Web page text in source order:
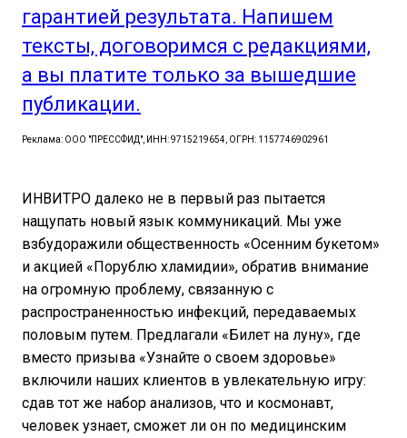
гарантией результата. Напишем
тексты, договоримся с редакциями,
а вы платите только за вышедшие
публикации.
Реклама: ООО "ПРЕССФИД", ИНН: 9715219654, ОГРН: 1157746902961
ИНВИТРО далеко не в первый раз пытается
нащупать новый язык коммуникаций. Мы уже
взбудоражили общественность «Осенним букетом»
и акцией «Порублю хламидии», обратив внимание
на огромную проблему, связанную с
распространенностью инфекций, передаваемых
половым путем. Предлагали «Билет на луну», где
вместо призыва «Узнайте о своем здоровье»
включили наших клиентов в увлекательную игру:
сдав тот же набор анализов, что и космонавт,
человек узнает, сможет ли он по медицинским